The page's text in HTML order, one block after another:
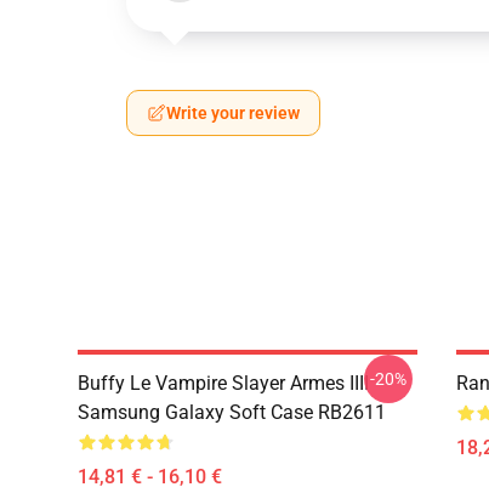
Write your review
Buffy Le Vampire Slayer Armes IIII
Samsung Galaxy Soft Case RB2611
14,81 € - 16,10 €
-20%